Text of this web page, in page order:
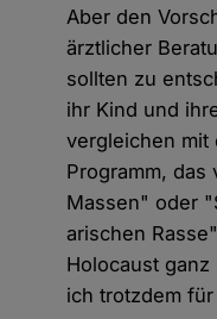
Aber den
ärztlicher
sollten zu
ihr Kind und
vergleichen mit
Programm,
Massen" oder
arischen
Holocaust
ich trotzdem